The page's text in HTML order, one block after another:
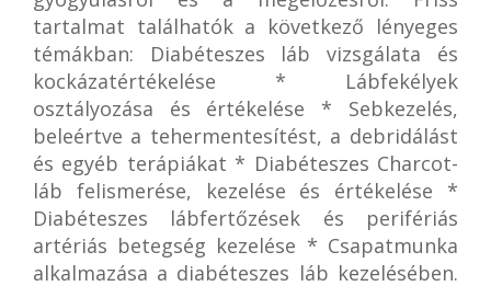
tartalmat találhatók a következő lényeges
témákban: Diabéteszes láb vizsgálata és
kockázatértékelése * Lábfekélyek
osztályozása és értékelése * Sebkezelés,
beleértve a tehermentesítést, a debridálást
és egyéb terápiákat * Diabéteszes Charcot-
láb felismerése, kezelése és értékelése *
Diabéteszes lábfertőzések és perifériás
artériás betegség kezelése * Csapatmunka
alkalmazása a diabéteszes láb kezelésében.